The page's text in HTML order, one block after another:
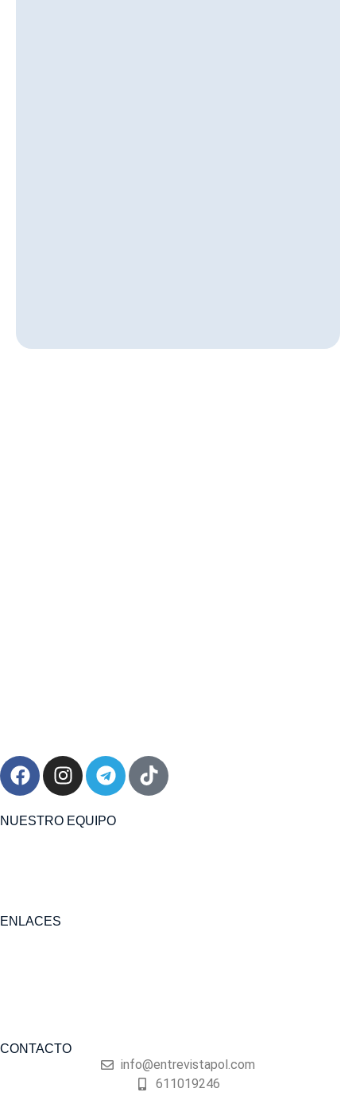
NUESTRO EQUIPO
ENLACES
CONTACTO
info@entrevistapol.com
611019246